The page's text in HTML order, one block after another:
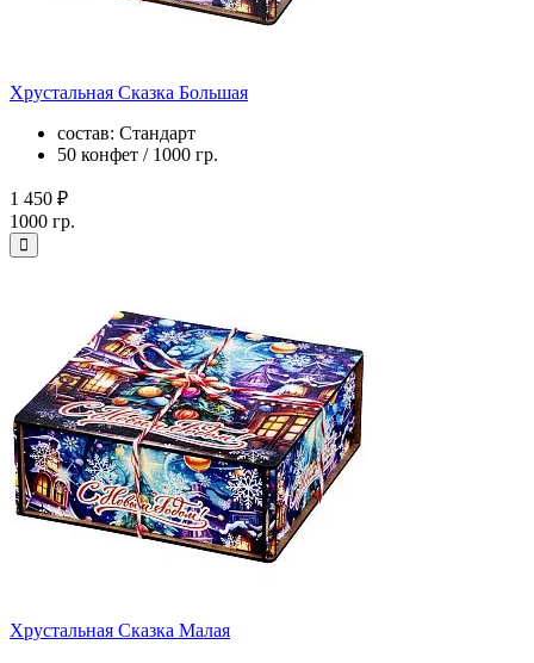
Хрустальная Сказка Большая
состав: Стандарт
50 конфет / 1000 гр.
1 450 ₽
1000 гр.
Хрустальная Сказка Малая